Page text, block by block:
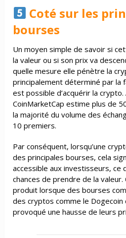
Coté sur les
bourses
Un moyen simple de savoir si
la valeur ou si son prix va
quelle mesure elle pénètre la
principalement déterminé par la
est possible d’acquérir la crypto.
CoinMarketCap estime plus de
la majorité du volume des
10 premiers.
Par conséquent, lorsqu’une
des principales bourses, cela
accessible aux investisseurs, ce
chances de prendre de la valeur.
produit lorsque des bourses
des cryptos comme le Dogecoin
provoqué une hausse de leurs